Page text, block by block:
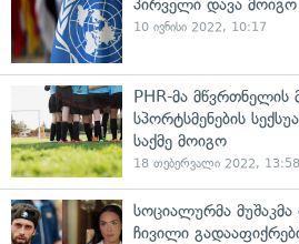
პირველი დავა მოიგო
10 ივნისი 2022, 10:17
PHR-მა მწვრთნელის
სპორტსმენების
საქმე მოიგო
18 თებერვალი 2022, 13:58
სოციალურმა
ჩივილი